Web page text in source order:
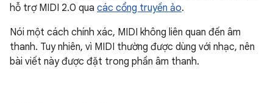
hỗ trợ MIDI 2.0 qua các cổng truyền ảo.
Nói một cách chính xác, MIDI không liên quan đến âm
thanh. Tuy nhiên, vì MIDI thường được dùng với nhạc, nên
bài viết này được đặt trong phần âm thanh.